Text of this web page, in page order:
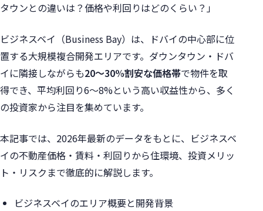
タウンとの違いは？価格や利回りはどのくらい？」
ビジネスベイ（Business Bay）は、ドバイの中心部に位
置する大規模複合開発エリアです。ダウンタウン・ドバ
イに隣接しながらも20〜30%割安な価格帯で物件を取
得でき、平均利回り6〜8%という高い収益性から、多く
の投資家から注目を集めています。
本記事では、2026年最新のデータをもとに、ビジネスベ
イの不動産価格・賃料・利回りから住環境、投資メリッ
ト・リスクまで徹底的に解説します。
ビジネスベイのエリア概要と開発背景